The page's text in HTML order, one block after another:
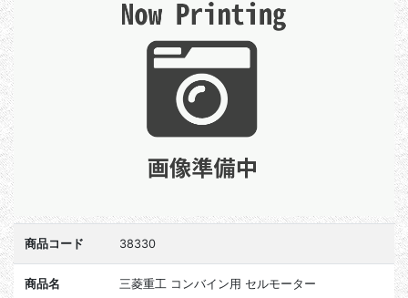
商品コード 38330
商品名 三菱重工 コンバイン用 セルモーター